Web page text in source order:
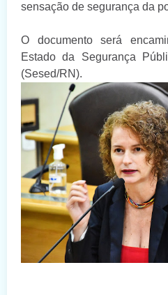
sensação de segurança da
O documento será
Estado da Segurança
(Sesed/RN).